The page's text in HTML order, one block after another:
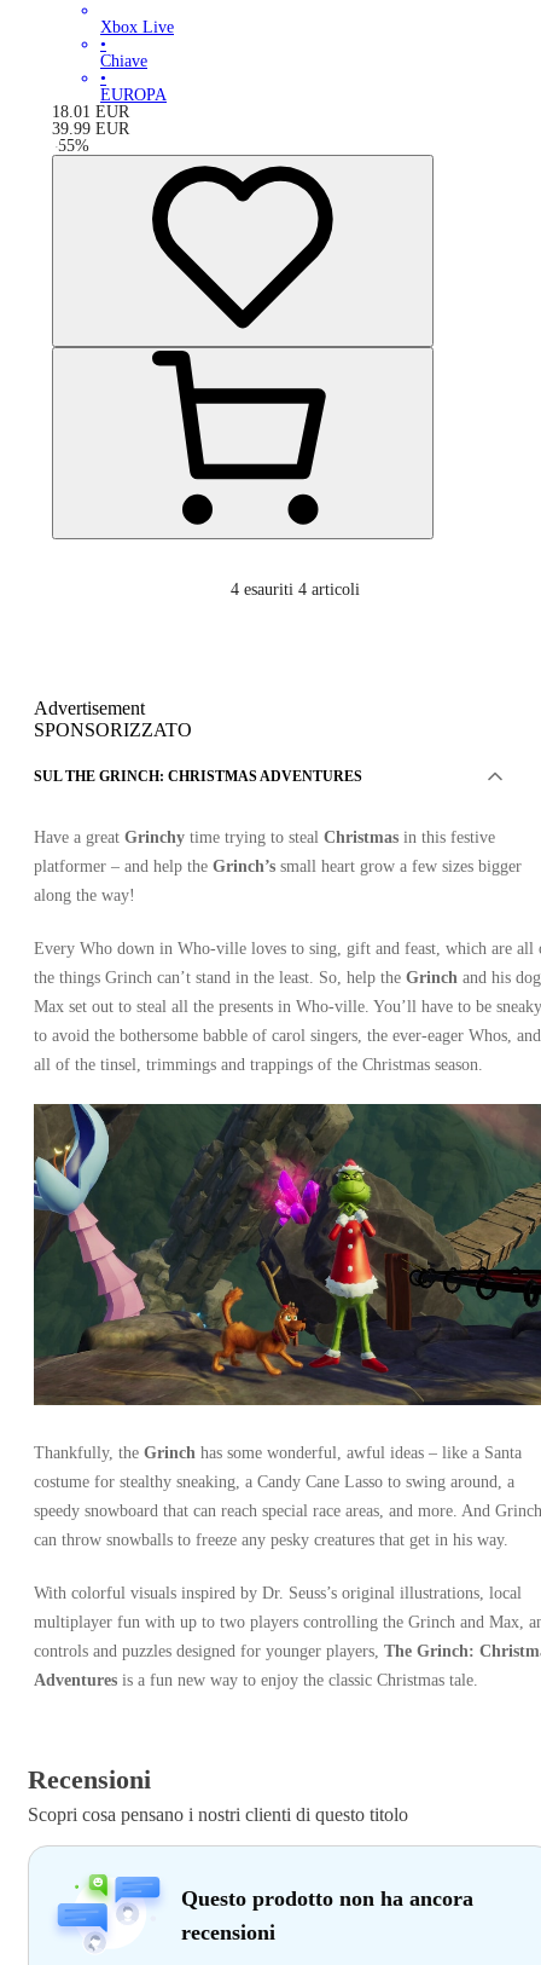
Xbox Live
•
Chiave
•
EUROPA
18.01 EUR
39.99 EUR
-55%
4 esauriti 4 articoli
Advertisement
SPONSORIZZATO
SUL THE GRINCH: CHRISTMAS ADVENTURES
Have a great Grinchy time trying to steal Christmas in this festive
platformer – and help the Grinch’s small heart grow a few sizes bigger
along the way!
Every Who down in Who-ville loves to sing, gift and feast, which are all
the things Grinch can’t stand in the least. So, help the Grinch and his dog
Max set out to steal all the presents in Who-ville. You’ll have to be sneaky
to avoid the bothersome babble of carol singers, the ever-eager Whos, and
all of the tinsel, trimmings and trappings of the Christmas season.
Thankfully, the Grinch has some wonderful, awful ideas – like a Santa
costume for stealthy sneaking, a Candy Cane Lasso to swing around, a
speedy snowboard that can reach special race areas, and more. And Grinch
can throw snowballs to freeze any pesky creatures that get in his way.
With colorful visuals inspired by Dr. Seuss’s original illustrations, local
multiplayer fun with up to two players controlling the Grinch and Max,
controls and puzzles designed for younger players, The Grinch:
Adventures is a fun new way to enjoy the classic Christmas tale.
Recensioni
Scopri cosa pensano i nostri clienti di questo titolo
Questo prodotto non ha ancora
recensioni